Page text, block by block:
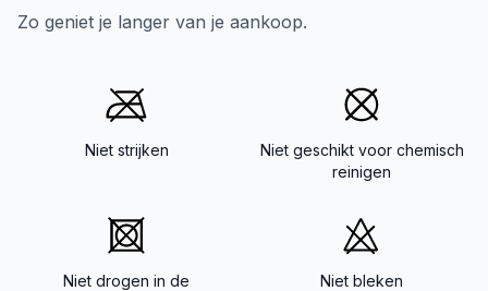
Zo geniet je langer van je aankoop.
Niet strijken
Niet geschikt voor chemisch
reinigen
Niet drogen in de
Niet bleken